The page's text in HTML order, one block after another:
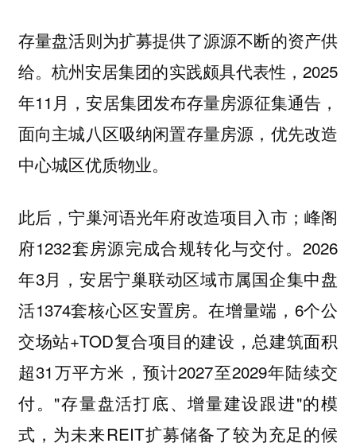
存量盘活则为扩募提供了源源不断的资产供
给。杭州安居集团的实践颇具代表性，2025
年11月，安居集团发布存量房源征集通告，
面向主城八区吸纳闲置存量房源，优先改造
中心城区优质物业。
此后，宁巢河语光年府改造项目入市；峰阁
府1232套房源完成合规转化与交付。2026
年3月，安居宁巢联动区域市属国企集中盘
活1374套核心区安置房。在增量端，6个公
交场站+TOD复合项目的建设，总建筑面积
超31万平方米，预计2027至2029年陆续交
付。"存量盘活打底、增量建设跟进"的模
式，为未来REIT扩募储备了较为充足的候